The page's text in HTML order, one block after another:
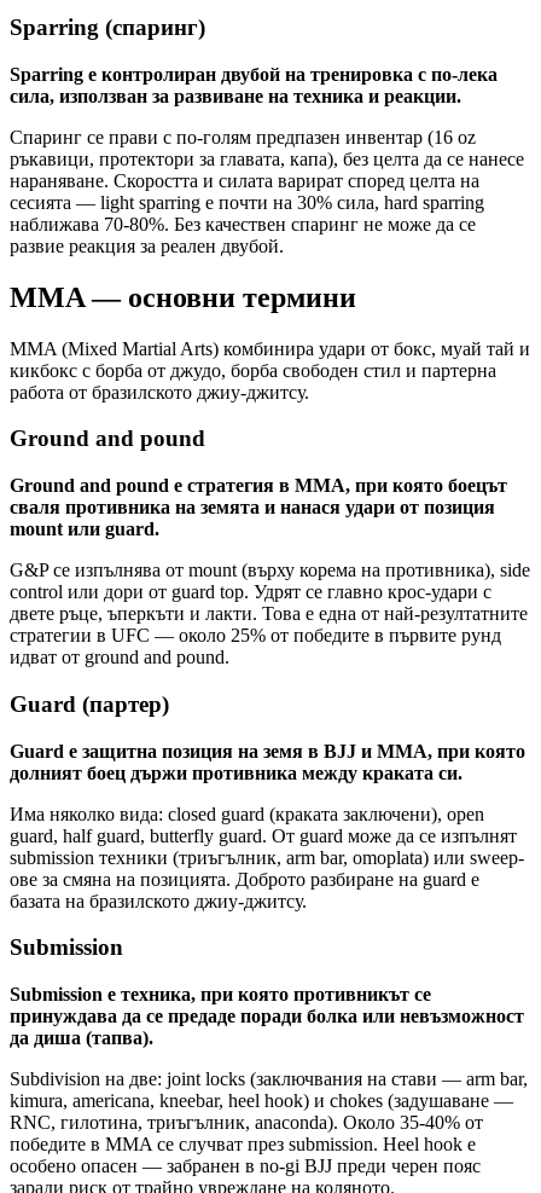
Sparring (спаринг)
Sparring е контролиран двубой на тренировка с по-лека
сила, използван за развиване на техника и реакции.
Спаринг се прави с по-голям предпазен инвентар (16 oz
ръкавици, протектори за главата, капа), без целта да се нанесе
нараняване. Скоростта и силата варират според целта на
сесията — light sparring е почти на 30% сила, hard sparring
наближава 70-80%. Без качествен спаринг не може да се
развие реакция за реален двубой.
MMA — основни термини
MMA (Mixed Martial Arts) комбинира удари от бокс, муай тай и
кикбокс с борба от джудо, борба свободен стил и партерна
работа от бразилското джиу-джитсу.
Ground and pound
Ground and pound е стратегия в MMA, при която боецът
сваля противника на земята и нанася удари от позиция
mount или guard.
G&P се изпълнява от mount (върху корема на противника), side
control или дори от guard top. Удрят се главно крос-удари с
двете ръце, ъперкъти и лакти. Това е една от най-резултатните
стратегии в UFC — около 25% от победите в първите рунд
идват от ground and pound.
Guard (партер)
Guard е защитна позиция на земя в BJJ и MMA, при която
долният боец държи противника между краката си.
Има няколко видa: closed guard (краката заключени), open
guard, half guard, butterfly guard. От guard може да се изпълнят
submission техники (триъгълник, arm bar, omoplata) или sweep-
ове за смяна на позицията. Доброто разбиране на guard е
базата на бразилското джиу-джитсу.
Submission
Submission е техника, при която противникът се
принуждава да се предаде поради болка или невъзможност
да диша (тапва).
Subdivision на две: joint locks (заключвания на стави — arm bar,
kimura, americana, kneebar, heel hook) и chokes (задушаване —
RNC, гилотина, триъгълник, anaconda). Около 35-40% от
победите в MMA се случват през submission. Heel hook е
особено опасен — забранен в no-gi BJJ преди черен пояс
заради риск от трайно увреждане на коляното.